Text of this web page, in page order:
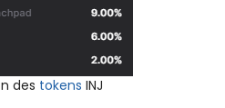
des tokens INJ